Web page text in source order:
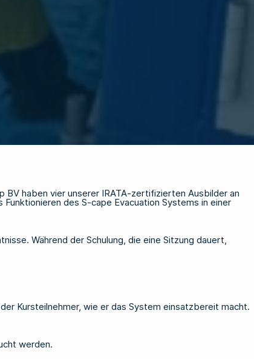
BV haben vier unserer IRATA-zertifizierten Ausbilder an
des S-cape Evacuation Systems in einer
Während der Schulung, die eine Sitzung dauert,
Kursteilnehmer, wie er das System einsatzbereit macht.
werden.